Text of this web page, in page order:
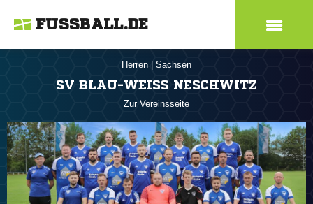
FUSSBALL.DE
Herren Sachsen
SV BLAU-WEISS NESCHWITZ
Zur Vereinsseite